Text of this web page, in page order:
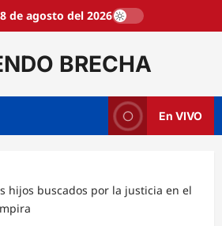
de agosto del 2026
BRECHA
En VIVO
hijos buscados por la justicia en el